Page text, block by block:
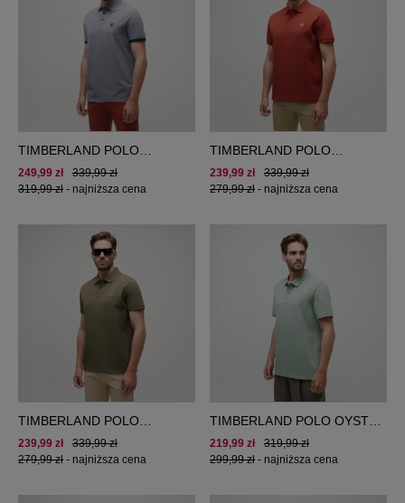
TIMBERLAND POLO
BABOOSIC BROOK OXFORD
POLO
339,99 zł
249,99 zł
319,99 zł - najniższa cena
TIMBERLAND POLO
MILLERS RIVER PIQUE
POLO
339,99 zł
239,99 zł
279,99 zł - najniższa cena
TIMBERLAND POLO
MILLERS RIVER PIQUE
POLO
339,99 zł
239,99 zł
279,99 zł - najniższa cena
TIMBERLAND POLO OYSTER
RIVER TFO SS POLO (REG)
319,99 zł
219,99 zł
299,99 zł - najniższa cena